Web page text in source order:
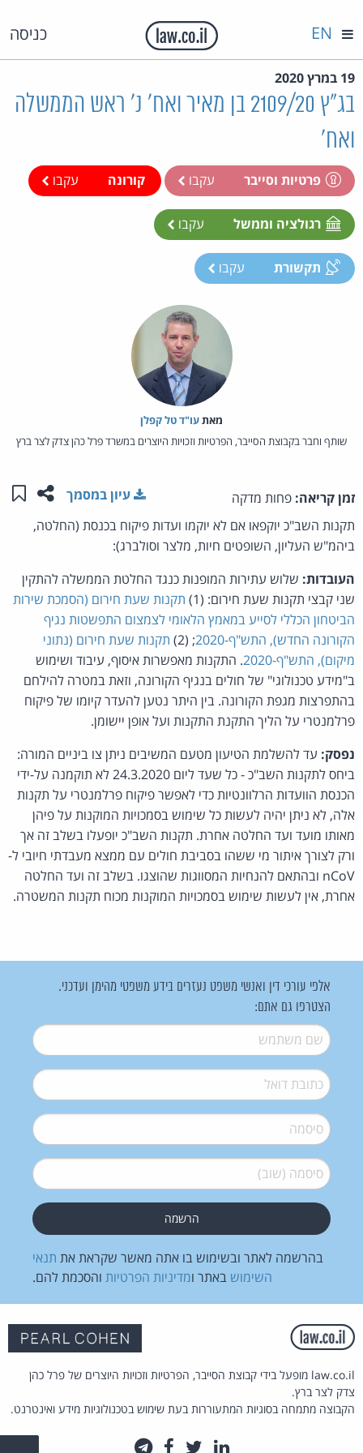
כניסה EN
19 במרץ 2020
בג"ץ 2109/20 בן מאיר ואח' נ' ראש הממשלה
ואח'
פרטיות וסייבר עקבו קורונה עקבו
רגולציה וממשל עקבו
תקשורת עקבו
מאת‏עו"ד טל קפלן
שותף וחבר בקבוצת הסייבר, הפרטיות וזכויות היוצרים במשרד פרל כהן צדק לצר ברץ
זמן קריאה: פחות מדקה שתפו
עיון במסמך
תקנות השב"כ יוקפאו אם לא יוקמו ועדות פיקוח בכנסת (החלטה,
ביהמ"ש העליון, השופטים חיות, מלצר וסולברג):
העובדות: שלוש עתירות המופנות כנגד החלטת הממשלה להתקין
שני קבצי תקנות שעת חירום: (1)
תקנות שעת חירום (הסמכת שירות
הביטחון הכללי לסייע במאמץ הלאומי לצמצום התפשטות נגיף
הקורונה החדש), התש"ף-2020
; (2)
תקנות שעת חירום (נתוני
מיקום), התש"ף-2020
. התקנות מאפשרות איסוף, עיבוד ושימוש
ב"מידע טכנולוגי" של חולים בנגיף הקורונה, וזאת במטרה להילחם
בהתפרצות מגפת הקורונה. בין היתר נטען להעדר קיומו של פיקוח
פרלמנטרי על הליך התקנת התקנות ועל אופן יישומן.
נפסק: עד להשלמת הטיעון מטעם המשיבים ניתן צו ביניים המורה:
ביחס לתקנות השב"כ - כל שעד ליום 24.3.2020 לא תוקמנה על-ידי
הכנסת הוועדות הרלוונטיות כדי לאפשר פיקוח פרלמנטרי על תקנות
אלה, לא ניתן יהיה לעשות כל שימוש בסמכויות המוקנות על פיהן
מאותו מועד ועד החלטה אחרת. תקנות השב"כ יופעלו בשלב זה אך
ורק לצורך איתור מי ששהו בסביבת חולים עם ממצא מעבדתי חיובי ל-
nCoV ובהתאם להנחיות המסווגות שהוצגו. בשלב זה ועד החלטה
אחרת, אין לעשות שימוש בסמכויות המוקנות מכוח תקנות המשטרה.
אלפי עורכי דין ואנשי משפט נעזרים בידע משפטי מהימן ועדכני.
הצטרפו גם אתם:
שם משתמש*
דואל*
סיסמה*
סיסמה (שוב)*
בהרשמה לאתר ובשימוש בו אתה מאשר שקראת את תנאי
השימוש באתר ומדיניות הפרטיות והסכמת להם.
law.co.il מופעל בידי קבוצת הסייבר, הפרטיות וזכויות היוצרים של פרל כהן
צדק לצר ברץ.
הקבוצה מתמחה בסוגיות המתעוררות בעת שימוש בטכנולוגיות מידע ואינטרנט.
לינקדאין
טוויטרפייסבוק